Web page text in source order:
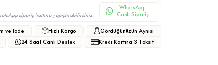
sipariş hattına yapıştırabilirsiniz.
WhatsApp
Canlı Sipariş
ve İade Hızlı Kargo
Gördüğünüzün Aynısı
24 Saat Canlı Destek
Kredi Kartına 3 Taksit